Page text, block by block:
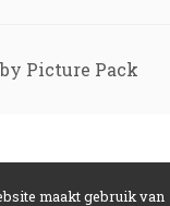
Picture Pack
maakt gebruik van